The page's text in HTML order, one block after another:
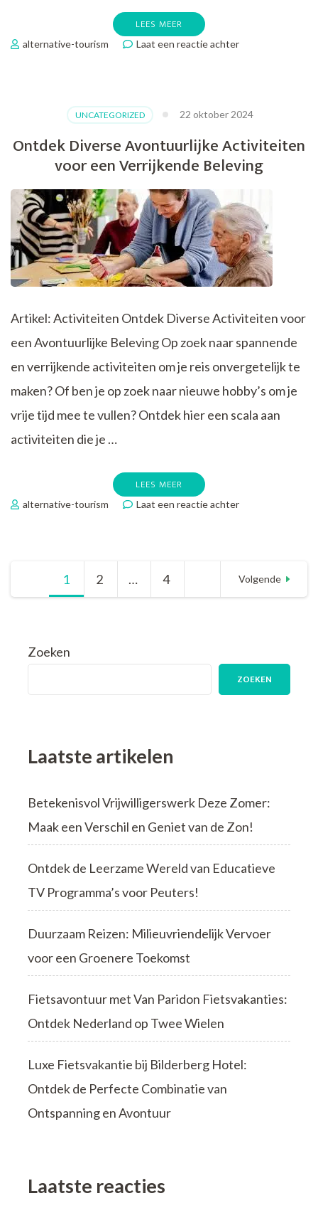
LEES MEER
alternative-tourism Laat een reactie achterop
Cruises:
van
een
Luxe
op
Zee!
UNCATEGORIZED 22 oktober 2024
Ontdek Diverse Avontuurlijke Activiteiten
voor een Verrijkende Beleving
Artikel: Activiteiten Ontdek Diverse Activiteiten voor
een Avontuurlijke Beleving Op zoek naar spannende
en verrijkende activiteiten om je reis onvergetelijk te
maken? Of ben je op zoek naar nieuwe hobby’s om je
vrije tijd mee te vullen? Ontdek hier een scala aan
activiteiten die je …
LEES MEER
alternative-tourism Laat een reactie achterop
voor
Berichtnavigatie
Pagina
1 Pagina
2 … Pagina
4 Volgende
Zoeken
ZOEKEN
Laatste artikelen
Betekenisvol Vrijwilligerswerk Deze Zomer:
Maak een Verschil en Geniet van de Zon!
Ontdek de Leerzame Wereld van Educatieve
TV Programma’s voor Peuters!
Duurzaam Reizen: Milieuvriendelijk Vervoer
voor een Groenere Toekomst
Fietsavontuur met Van Paridon Fietsvakanties:
Ontdek Nederland op Twee Wielen
Luxe Fietsvakantie bij Bilderberg Hotel:
Ontdek de Perfecte Combinatie van
Ontspanning en Avontuur
Laatste reacties